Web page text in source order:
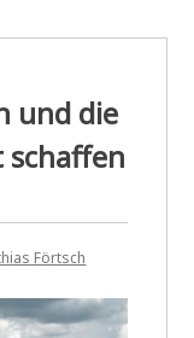
und die
schaffen
Förtsch